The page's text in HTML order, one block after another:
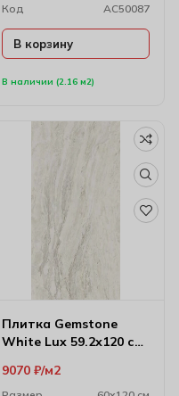
В наличии (2.16 м2)
Код
AC50087
В корзину
Плитка Gemstone
White Lux 59.2х120 см
9070 ₽ м2